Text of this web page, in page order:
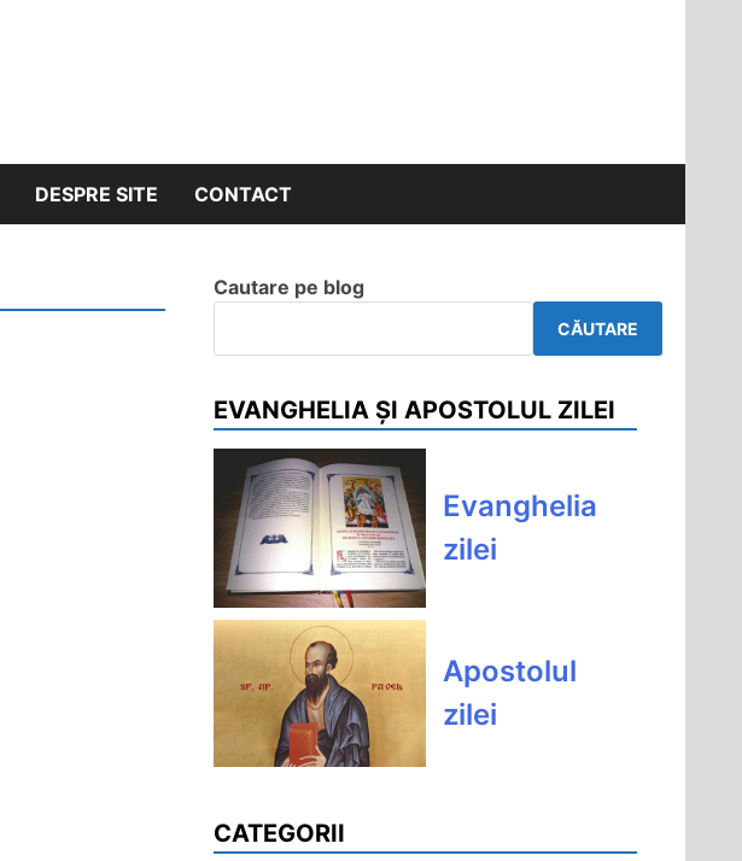
DESPRE SITE CONTACT
Cautare pe blog
CĂUTARE
EVANGHELIA ȘI APOSTOLUL ZILEI
Evanghelia
zilei
Apostolul
zilei
CATEGORII